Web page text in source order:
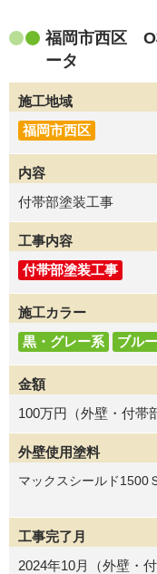
福岡市西区
ータ
施工地域
福岡市西区
内容
付帯部塗装工事
工事内容
付帯部塗装工事
施工カラー
黒・グレー系
ブル
金額
100万円（外壁・付帯
外壁使用塗料
マックスシールド1500
工事完了月
2024年10月（外壁・